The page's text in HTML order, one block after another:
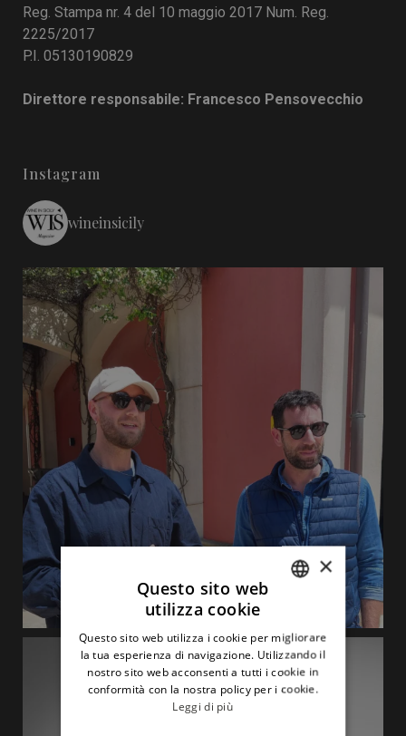
Reg. Stampa nr. 4 del 10 maggio 2017 Num. Reg.
2225/2017
P.I. 05130190829
Direttore responsabile: Francesco Pensovecchio
Instagram
wineinsicily
ENGLISH
×
Questo sito web
utilizza cookie
Questo sito web utilizza i cookie per migliorare
la tua esperienza di navigazione. Utilizzando il
nostro sito web acconsenti a tutti i cookie in
conformità con la nostra policy per i cookie.
Leggi di più